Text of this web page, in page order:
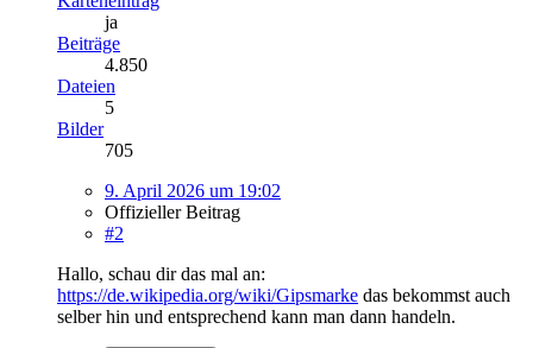
ja
Beiträge
4.850
Dateien
5
Bilder
705
9. April 2026 um 19:02
Offizieller Beitrag
#2
Hallo, schau dir das mal an:
https://de.wikipedia.org/wiki/Gipsmarke das bekommst auch
selber hin und entsprechend kann man dann handeln.